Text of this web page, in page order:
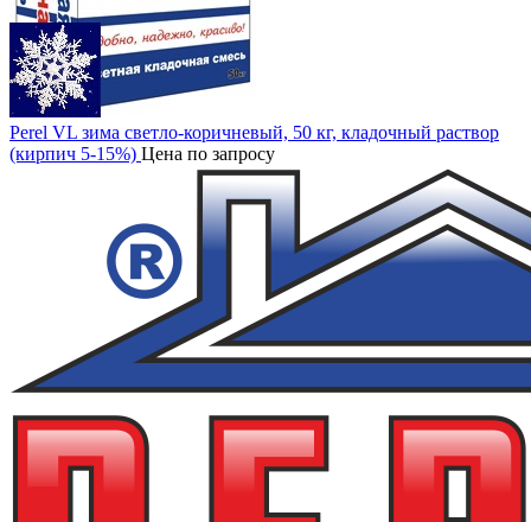
Perel VL зима светло-коричневый, 50 кг, кладочный раствор
(кирпич 5-15%) Цена по запросу